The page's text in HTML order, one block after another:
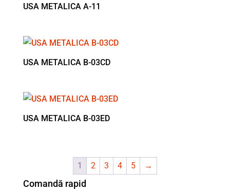
USA METALICA A-11
USA METALICA B-03CD
USA METALICA B-03ED
1 2 3 4 5 →
Comandă rapid